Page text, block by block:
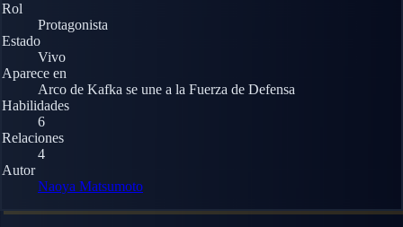
Rol
Protagonista
Estado
Vivo
Aparece en
Arco de Kafka se une a la Fuerza de Defensa
Habilidades
6
Relaciones
4
Autor
Naoya Matsumoto